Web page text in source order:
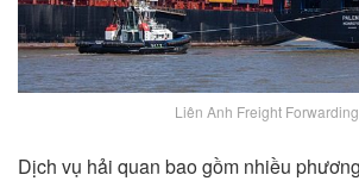
Liên Anh Freight Forwarding
Dịch vụ hải quan bao gồm nhiều